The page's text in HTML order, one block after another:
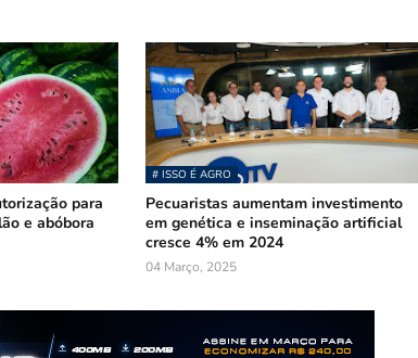
para
e abóbora
# ISSO É AGRO
Pecuaristas aumentam investimento
em genética e inseminação artificial
cresce 4% em 2024
04 Março, 2025